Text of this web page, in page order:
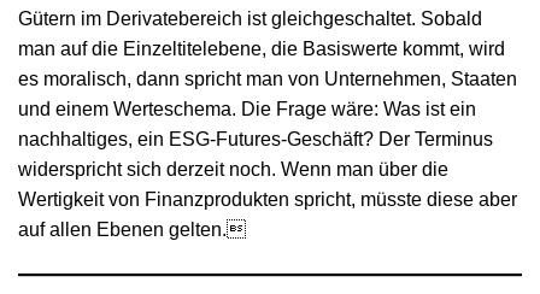
Gütern im Derivatebereich ist gleichgeschaltet. Sobald
man auf die Einzeltitelebene, die Basiswerte kommt, wird
es moralisch, dann spricht man von Unternehmen, Staaten
und einem Werteschema. Die Frage wäre: Was ist ein
nachhaltiges, ein ESG-Futures-Geschäft? Der Terminus
widerspricht sich derzeit noch. Wenn man über die
Wertigkeit von Finanzprodukten spricht, müsste diese aber
auf allen Ebenen gelten.